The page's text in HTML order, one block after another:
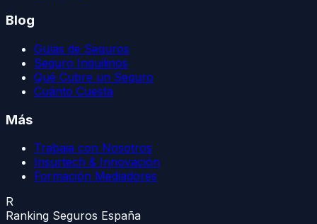
Blog
Guías de Seguros
Seguro Inquilinos
Qué Cubre un Seguro
Cuánto Cuesta
Más
Trabaja con Nosotros
Insurtech & Innovación
Formación Mediadores
R
Ranking Seguros España